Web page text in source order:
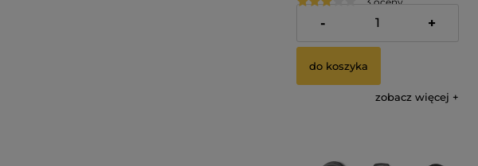
29,99 zł
- +
do koszyka
zobacz więcej